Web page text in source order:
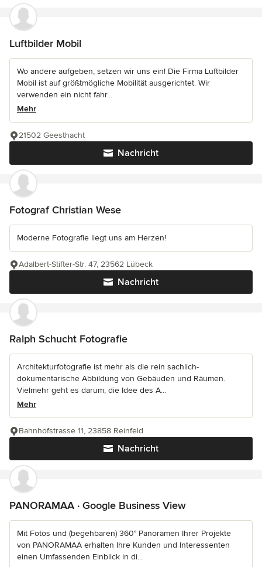
Luftbilder Mobil
Wo andere aufgeben, setzen wir uns ein! Die Firma Luftbilder
Mobil ist auf größtmögliche Mobilität ausgerichtet. Wir
verwenden ein nicht fahr...
Mehr
Nachricht
21502 Geesthacht
Fotograf Christian Wese
Moderne Fotografie liegt uns am Herzen!
Nachricht
Adalbert-Stifter-Str. 47, 23562 Lübeck
Ralph Schucht Fotografie
Architekturfotografie ist mehr als die rein sachlich-
dokumentarische Abbildung von Gebäuden und Räumen.
Vielmehr geht es darum, die Idee des A...
Mehr
Nachricht
Bahnhofstrasse 11, 23858 Reinfeld
PANORAMAA · Google Business View
Mit Fotos und (begehbaren) 360° Panoramen Ihrer Projekte
von PANORAMAA erhalten Ihre Kunden und Interessenten
einen Umfassenden Einblick in di...